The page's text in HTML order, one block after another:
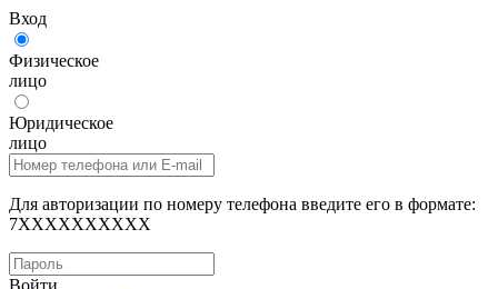
Вход
Физическое
лицо
Юридическое
лицо
Для авторизации по номеру телефона введите его в формате:
7XXXXXXXXXX
Войти